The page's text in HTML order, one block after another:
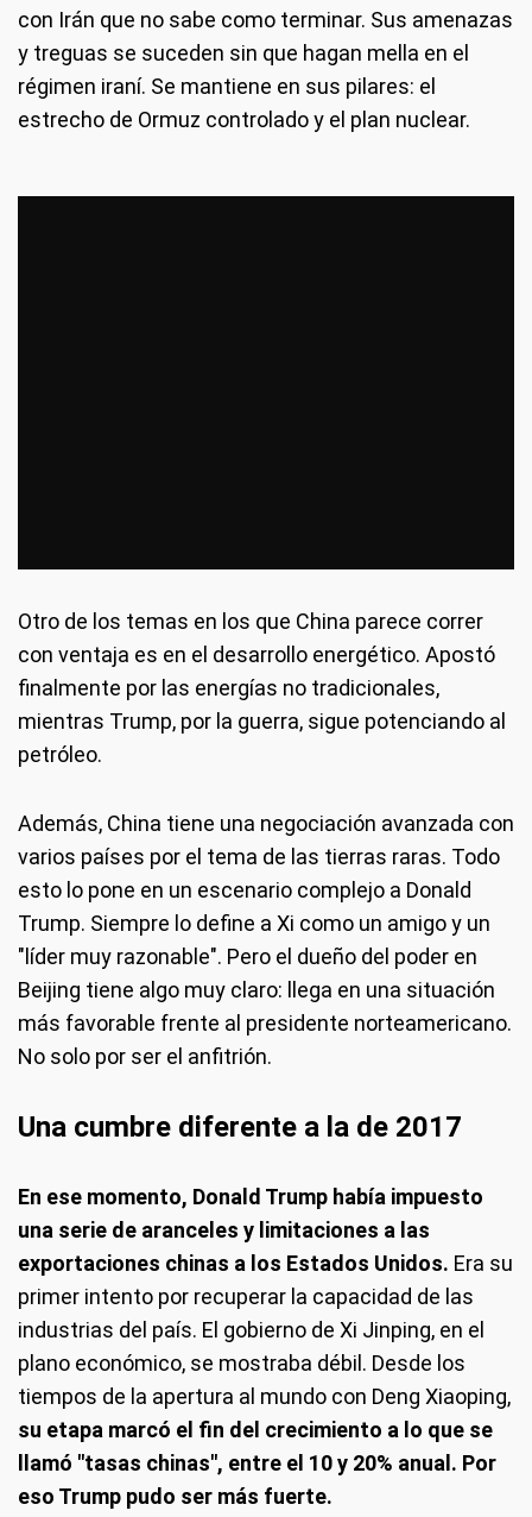
con Irán que no sabe como terminar. Sus amenazas
y treguas se suceden sin que hagan mella en el
régimen iraní. Se mantiene en sus pilares: el
estrecho de Ormuz controlado y el plan nuclear.
Otro de los temas en los que China parece correr
con ventaja es en el desarrollo energético. Apostó
finalmente por las energías no tradicionales,
mientras Trump, por la guerra, sigue potenciando al
petróleo.
Además, China tiene una negociación avanzada con
varios países por el tema de las tierras raras. Todo
esto lo pone en un escenario complejo a Donald
Trump. Siempre lo define a Xi como un amigo y un
"líder muy razonable". Pero el dueño del poder en
Beijing tiene algo muy claro: llega en una situación
más favorable frente al presidente norteamericano.
No solo por ser el anfitrión.
Una cumbre diferente a la de 2017
En ese momento, Donald Trump había impuesto
una serie de aranceles y limitaciones a las
exportaciones chinas a los Estados Unidos. Era su
primer intento por recuperar la capacidad de las
industrias del país. El gobierno de Xi Jinping, en el
plano económico, se mostraba débil. Desde los
tiempos de la apertura al mundo con Deng Xiaoping,
su etapa marcó el fin del crecimiento a lo que se
llamó "tasas chinas", entre el 10 y 20% anual. Por
eso Trump pudo ser más fuerte.